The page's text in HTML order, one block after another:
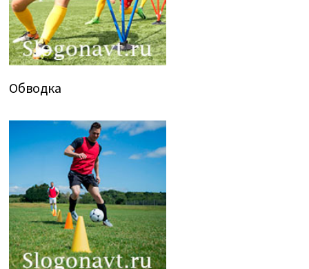
Обводка